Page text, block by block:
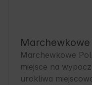
Marchewkowe
miejsce na
urokliwa